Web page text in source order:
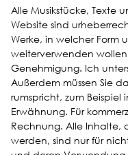
Alle Musikstücke, Texte
Website sind
Werke, in welcher Form
weiterverwenden
Genehmigung. Ich
Außerdem müssen Sie
rumspricht, zum Beispiel
Erwähnung. Für
Rechnung. Alle Inhalte,
werden, sind nur für